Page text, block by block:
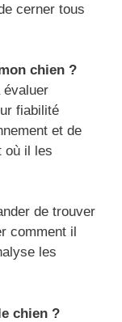
cerner tous
chien ?
évaluer
fiabilité
et de
où il les
de trouver
comment il
les
chien ?